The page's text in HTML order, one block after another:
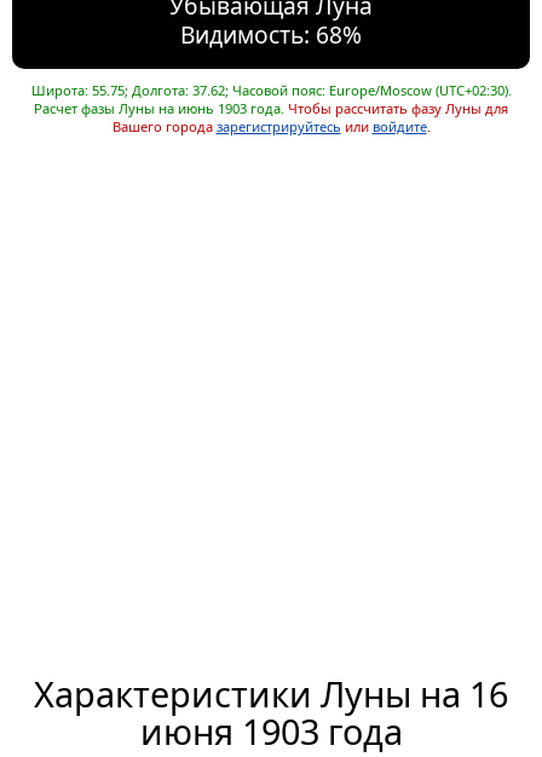
Видимость: 68%
Широта: 55.75; Долгота: 37.62; Часовой пояс: Europe/Moscow (UTC+02:30).
Расчет фазы Луны на июнь 1903 года. Чтобы рассчитать фазу Луны для
Вашего города зарегистрируйтесь или войдите.
Характеристики Луны на 16
июня 1903 года